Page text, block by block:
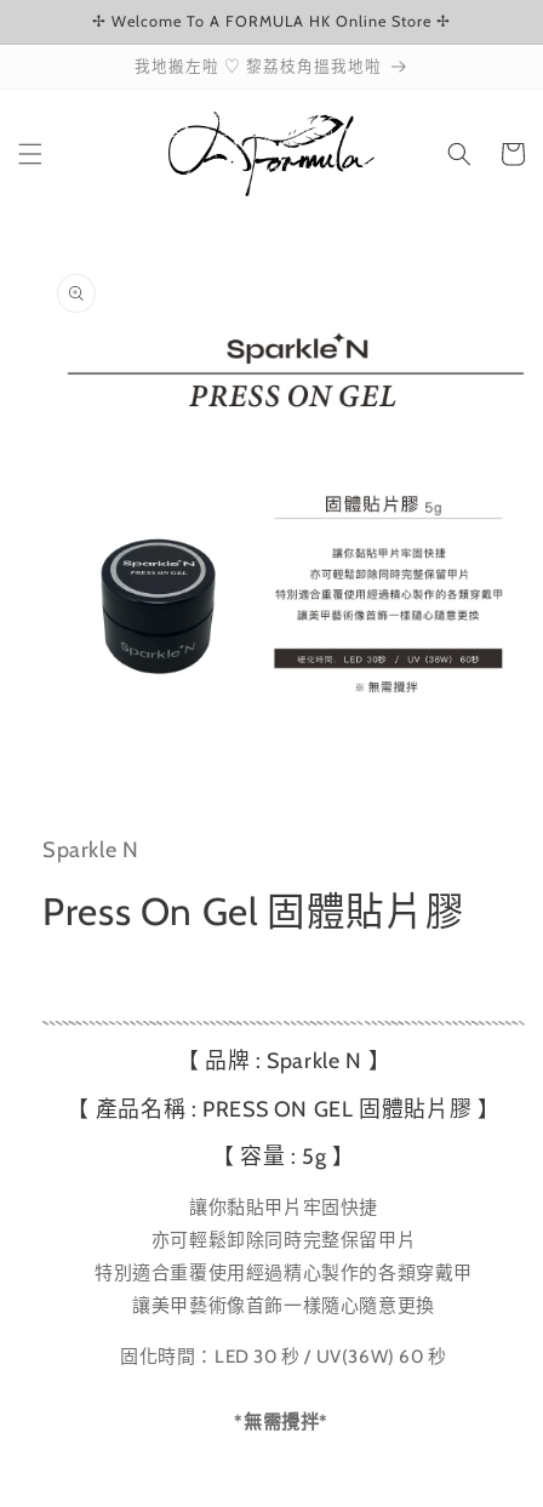
跳至內容✢ Welcome To A FORMULA HK Online Store ✢
我地搬左啦 ♡ 黎荔枝角搵我地啦
物
資訊
視
開
檔
Sparkle N
Press On Gel 固體貼片膠
【 品牌 : Sparkle N 】
【 產品名稱 : PRESS ON GEL 固體貼片膠 】
【 容量 : 5g 】
讓你黏貼甲片牢固快捷
亦可輕鬆卸除同時完整保留甲片
特別適合重覆使用經過精心製作的各類穿戴甲
讓美甲藝術像首飾一樣隨心隨意更換
固化時間：LED 30 秒 / UV(36W) 60 秒
*無需攪拌*